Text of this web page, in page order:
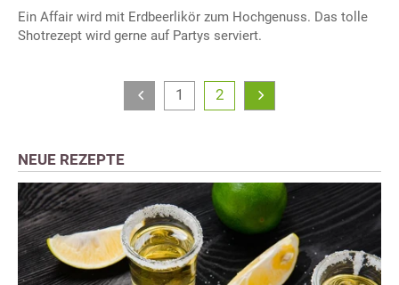
Ein Affair wird mit Erdbeerlikör zum Hochgenuss. Das tolle
Shotrezept wird gerne auf Partys serviert.
1 2
NEUE REZEPTE